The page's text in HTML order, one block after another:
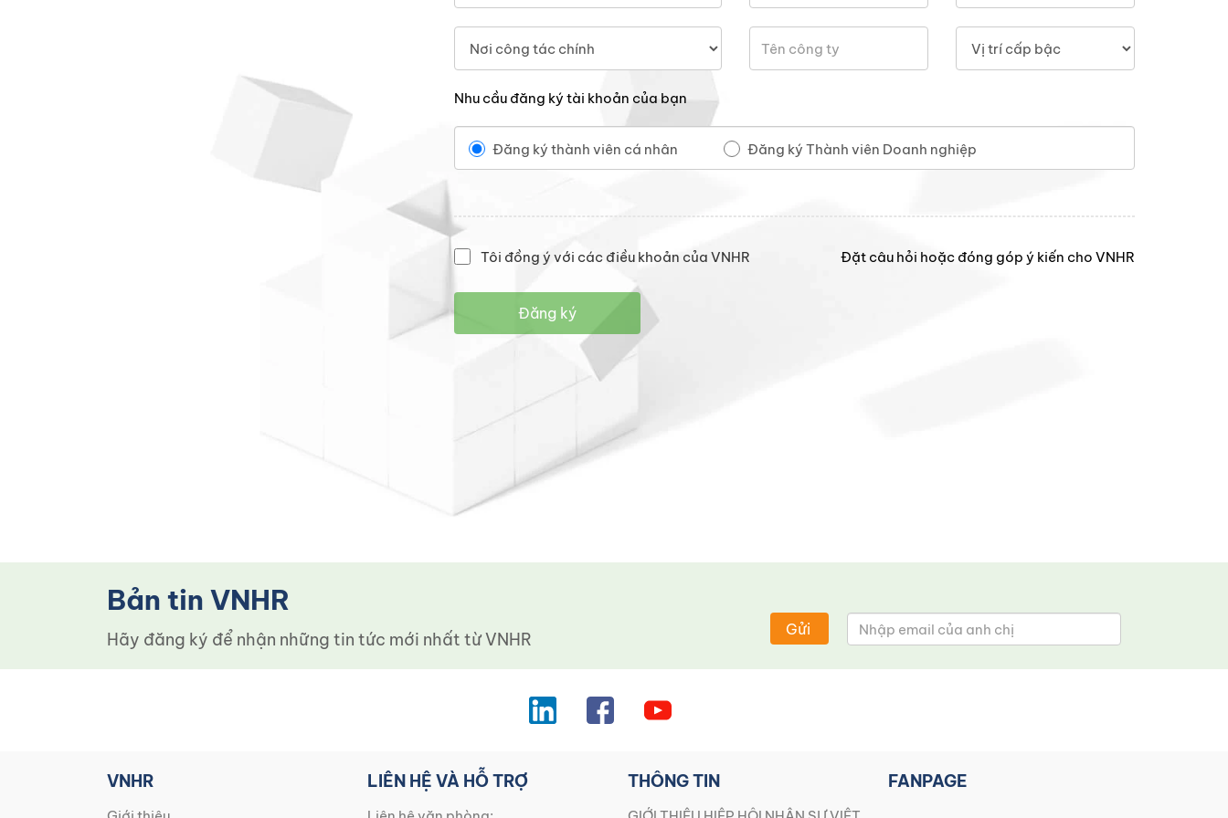
Nhu cầu đăng ký tài khoản của bạn
Đăng ký thành viên cá nhân Đăng ký Thành viên Doanh nghiệp
Tôi đồng ý với các điều khoản của VNHR Đặt câu hỏi hoặc đóng góp ý kiến cho VNHR
Đăng ký
Bản tin VNHR
Hãy đăng ký để nhận những tin tức mới nhất từ ​​VNHR Gửi
VNHR LIÊN HỆ VÀ HỖ TRỢ THÔNG TIN FANPAGE